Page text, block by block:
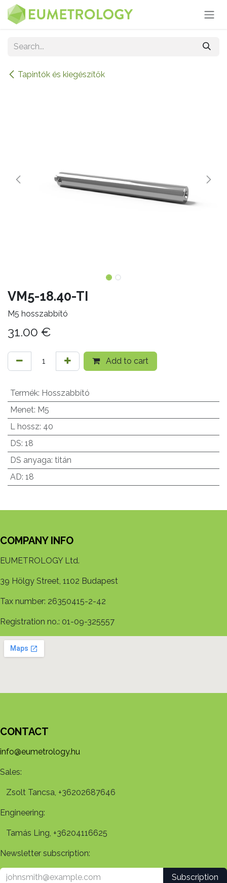
Skip to Content
Tapintók és kiegészítők
VM5-18.40-TI
M5 hosszabbító
31.00 €
Add to cart
Termék: Hosszabbító
Menet: M5
L hossz: 40
DS: 18
DS anyaga: titán
AD: 18
COMPANY INFO
EUMETROLOGY Ltd.
39 Hölgy Street, 1102 Budapest
Tax number: 26350415-2-42
Registration no.: 01-09-325557
CONTACT
info@eumetrology.hu
Sales:
Zsolt Tancsa, +36202687646
Engineering:
Tamás Ling, +36204116625
Newsletter subscription:
Subscription